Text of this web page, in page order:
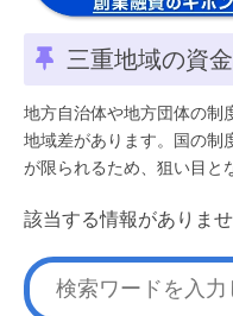
三重地域の資
地方自治体や地方団体の制
地域差があります。国の制
が限られるため、狙い目と
該当する情報がありませ